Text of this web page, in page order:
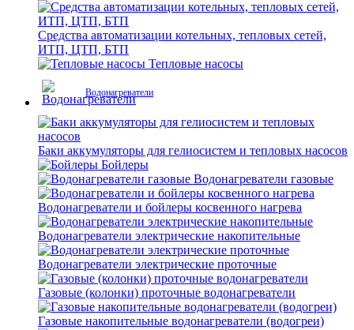
Средства автоматизации котельных, тепловых сетей,
ИТП, ЦТП, БТП
Тепловые насосы
Водонагреватели
Баки аккумуляторы для гелиосистем и тепловых насосов
Бойлеры
Водонагреватели газовые
Водонагреватели и бойлеры косвенного нагрева
Водонагреватели электрические накопительные
Водонагреватели электрические проточные
Газовые (колонки) проточные водонагреватели
Газовые накопительные водонагреватели (водогреи)